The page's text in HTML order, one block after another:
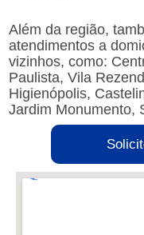
Além da região,
atendimentos a
vizinhos, como:
Paulista, Vila
Higienópolis,
Jardim Monumento,